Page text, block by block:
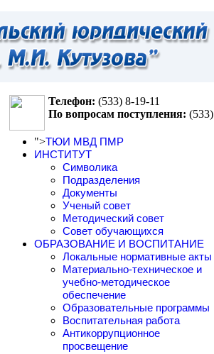
Телефон: (533) 8-19-11
По вопросам поступления: (533)
">ТЮИ МВД ПМР
ИНСТИТУТ
Символика
Подразделения
Документы
Ученый совет
Методический совет
Совет обучающихся
ОБРАЗОВАНИЕ И ВОСПИТАНИЕ
Локальные нормативные акты
Материально-техническое и
учебно-методическое
обеспечение
Образовательные программы
Воспитательная работа
Антикоррупционное
просвещение